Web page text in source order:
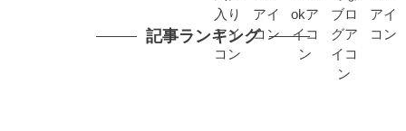
記事ランキング